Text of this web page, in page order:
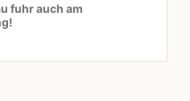
fuhr auch am